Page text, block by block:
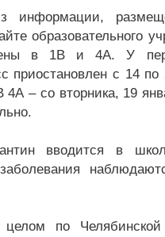
информации,
образовательного
в 1В и 4А. У
приостановлен с 14 по
4А – со вторника, 19
вводится в
по Челябинской